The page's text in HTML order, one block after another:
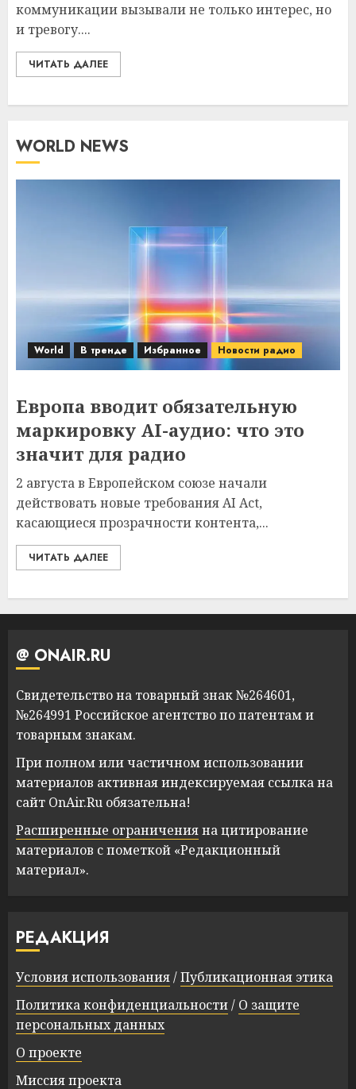
коммуникации вызывали не только интерес, но
и тревогу....
ЧИТАТЬ ДАЛЕЕ
WORLD NEWS
World В тренде Избранное Новости радио
Европа вводит обязательную
маркировку AI-аудио: что это
значит для радио
2 августа в Европейском союзе начали
действовать новые требования AI Act,
касающиеся прозрачности контента,...
ЧИТАТЬ ДАЛЕЕ
@ ONAIR.RU
Свидетельство на товарный знак №264601,
№264991 Российское агентство по патентам и
товарным знакам.
При полном или частичном использовании
материалов активная индексируемая ссылка на
сайт OnAir.Ru обязательна!
Расширенные ограниченияна цитирование
материалов с пометкой «Редакционный
материал».
РЕДАКЦИЯ
Условия использования/Публикационная этика
Политика конфиденциальности/ О защите
персональных данных
О проекте
Миссия проекта